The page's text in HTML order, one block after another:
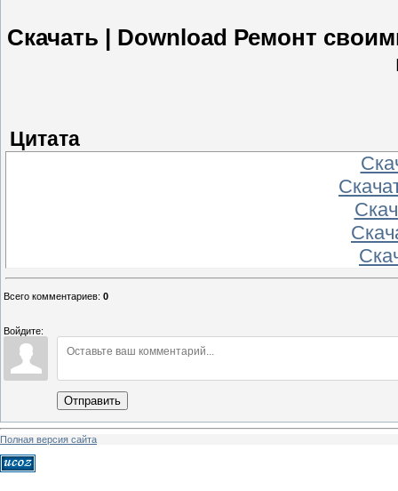
Скачать | Download Ремонт
Цитата
Всего комментариев: 0
Войдите:
Отправить
Полная версия сайта